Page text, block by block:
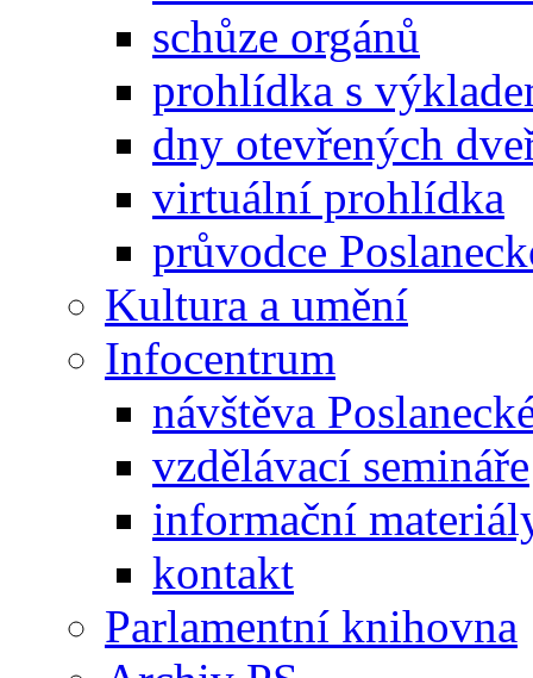
schůze orgánů
prohlídka s
dny otevřených
virtuální prohlídka
průvodce
Kultura a umění
Infocentrum
návštěva
vzdělávací semináře
informační
kontakt
Parlamentní knihovna